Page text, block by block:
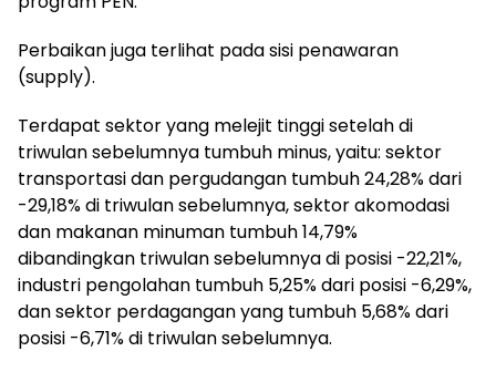
Perbaikan juga terlihat pada sisi penawaran
(supply).
Terdapat sektor yang melejit tinggi setelah di
triwulan sebelumnya tumbuh minus, yaitu: sektor
transportasi dan pergudangan tumbuh 24,28% dari
-29,18% di triwulan sebelumnya, sektor akomodasi
dan makanan minuman tumbuh 14,79%
dibandingkan triwulan sebelumnya di posisi -22,21%,
industri pengolahan tumbuh 5,25% dari posisi -6,29%,
dan sektor perdagangan yang tumbuh 5,68% dari
posisi -6,71% di triwulan sebelumnya.